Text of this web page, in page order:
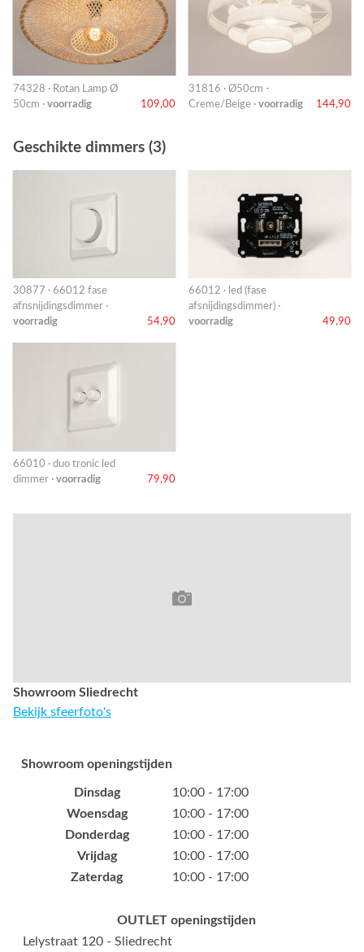
74328 · Rotan Lamp Ø
50cm · voorradig 109,00
31816 · Ø50cm -
Creme/Beige · voorradig 144,90
Geschikte dimmers (3)
30877 · 66012 fase
afnsnijdingsdimmer ·
voorradig
54,90
66012 · led (fase
afsnijdingsdimmer) ·
voorradig
49,90
66010 · duo tronic led
dimmer · voorradig 79,90
Showroom Sliedrecht
Bekijk sfeerfoto's
Showroom openingstijden
Dinsdag
10:00 - 17:00
Woensdag
10:00 - 17:00
Donderdag
10:00 - 17:00
Vrijdag
10:00 - 17:00
Zaterdag
10:00 - 17:00
OUTLET openingstijden
Lelystraat 120 - Sliedrecht